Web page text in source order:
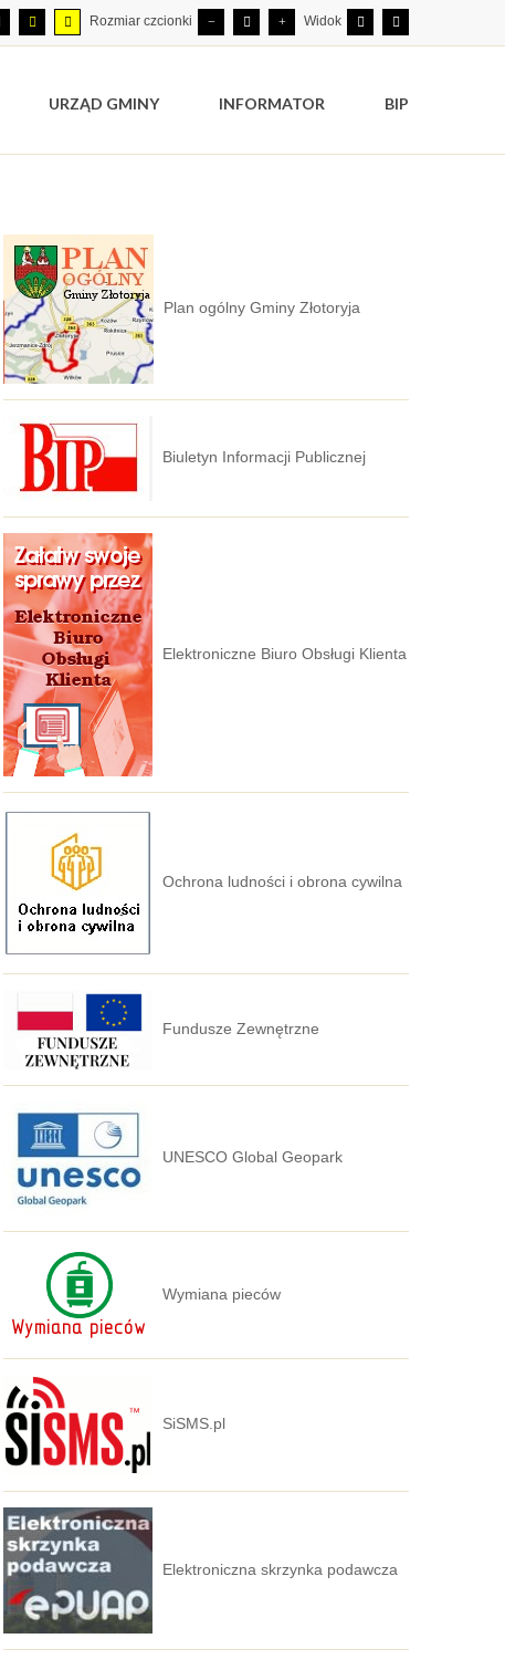
Rozmiar czcionki Widok
URZĄD GMINY INFORMATOR BIP
Plan ogólny Gminy Złotoryja
Biuletyn Informacji Publicznej
Elektroniczne Biuro Obsługi Klienta
Ochrona ludności i obrona cywilna
Fundusze Zewnętrzne
UNESCO Global Geopark
Wymiana pieców
SiSMS.pl
Elektroniczna skrzynka podawcza